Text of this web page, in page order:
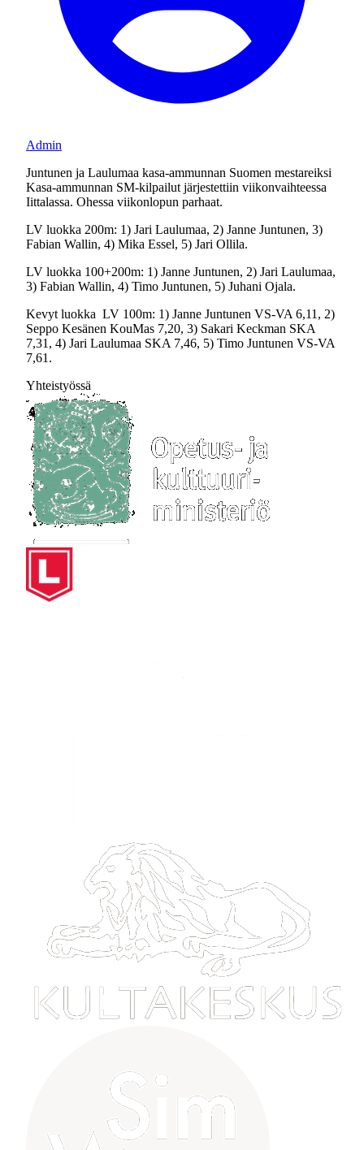
Admin
Juntunen ja Laulumaa kasa-ammunnan Suomen mestareiksi
Kasa-ammunnan SM-kilpailut järjestettiin viikonvaihteessa
Iittalassa. Ohessa viikonlopun parhaat.
LV luokka 200m: 1) Jari Laulumaa, 2) Janne Juntunen, 3)
Fabian Wallin, 4) Mika Essel, 5) Jari Ollila.
LV luokka 100+200m: 1) Janne Juntunen, 2) Jari Laulumaa,
3) Fabian Wallin, 4) Timo Juntunen, 5) Juhani Ojala.
Kevyt luokka LV 100m: 1) Janne Juntunen VS-VA 6,11, 2)
Seppo Kesänen KouMas 7,20, 3) Sakari Keckman SKA
7,31, 4) Jari Laulumaa SKA 7,46, 5) Timo Juntunen VS-VA
7,61.
Yhteistyössä